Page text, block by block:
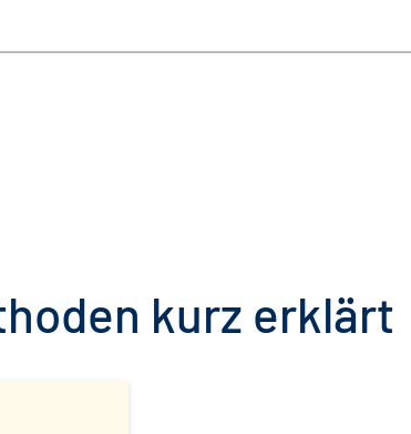
kurz erklärt